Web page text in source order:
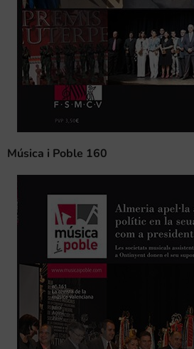
Música i Poble 160